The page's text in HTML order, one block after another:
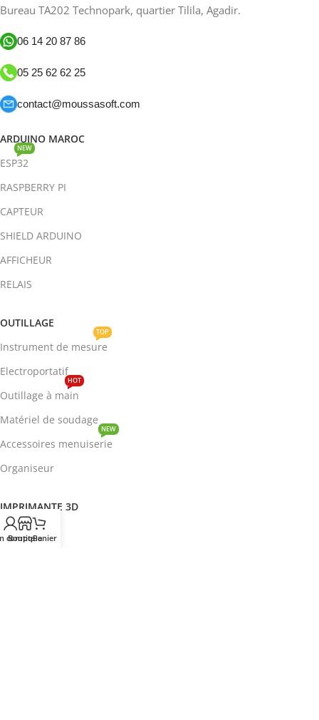
Bureau TA202 Technopark, quartier Tilila, Agadir.
06 14 20 87 86
05 25 62 62 25
contact@moussasoft.com
ARDUINO MAROC
ESP32
NEW
RASPBERRY PI
CAPTEUR
SHIELD ARDUINO
AFFICHEUR
RELAIS
OUTILLAGE
Instrument de mesure
TOP
Electroportatif
Outillage à main
HOT
Matériel de soudage
Accessoires menuiserie
NEW
Organiseur
IMPRIMANTE 3D
ROBOTIQUE
compte
BoutiquePanier